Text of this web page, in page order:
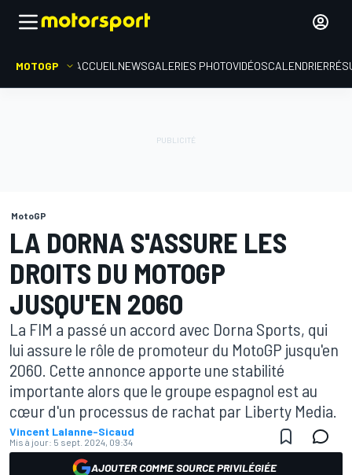
MOTOGP ACCUEIL NEWSGALERIES PHOTOVIDÉOSCALENDRIER
MotoGP
LA DORNA S'ASSURE LES
DROITS DU MOTOGP
JUSQU'EN 2060
La FIM a passé un accord avec Dorna Sports, qui
lui assure le rôle de promoteur du MotoGP jusqu'en
2060. Cette annonce apporte une stabilité
importante alors que le groupe espagnol est au
cœur d'un processus de rachat par Liberty Media.
Vincent Lalanne-Sicaud
Mis à jour: 5 sept. 2024, 09:34
AJOUTER COMME SOURCE PRIVILÉGIÉE